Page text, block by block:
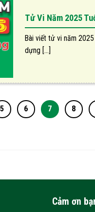
Tử Vi Năm 2025
Bài viết tử vi năm
dựng [...]
5 6 7 8
Cảm ơn